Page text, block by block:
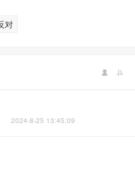
对
2024-8-25 13:45:09